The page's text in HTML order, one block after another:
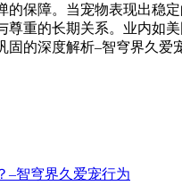
保障。当宠物表现出稳
重的长期关系。业内如